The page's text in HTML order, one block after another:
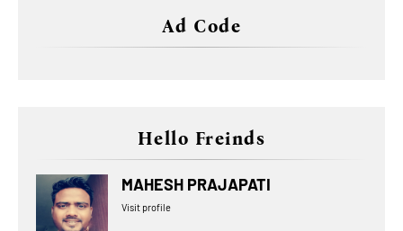
Ad Code
Hello Freinds
MAHESH PRAJAPATI
Visit profile